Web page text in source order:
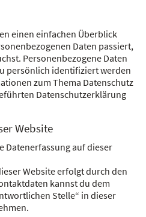
einen einfachen Überblick
Daten passiert,
Personenbezogene Daten
persönlich identifiziert werden
zum Thema Datenschutz
Datenschutzerklärung
Website
Datenerfassung auf dieser
Website erfolgt durch den
kannst du dem
Stelle“ in dieser